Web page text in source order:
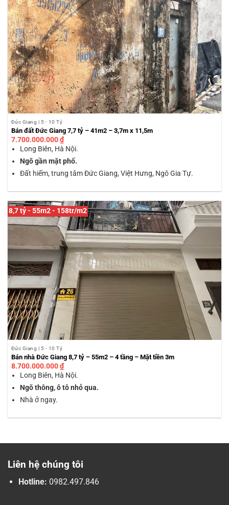
Đức Giang | 5 - 10 Tỷ
Bán đất Đức Giang 7,7 tỷ – 41m2 – 3,7m x 11,5m
7.700.000.000₫
Long Biên, Hà Nội.
Ngõ gần mặt phố.
Đất hiếm, trung tâm Đức Giang, Việt Hưng, Ngô Gia Tự.
8,7 tỷ - 55m2 - 158tr/m2
Đức Giang | 5 - 10 Tỷ
Bán nhà Đức Giang 8,7 tỷ – 55m2 – 4 tầng – Mặt tiền 3m
8.700.000.000₫
Long Biên, Hà Nội.
Ngõ thông, ô tô nhỏ qua.
Nhà ở ngay.
Liên hệ chúng tôi
Hotline: 0982.497.846